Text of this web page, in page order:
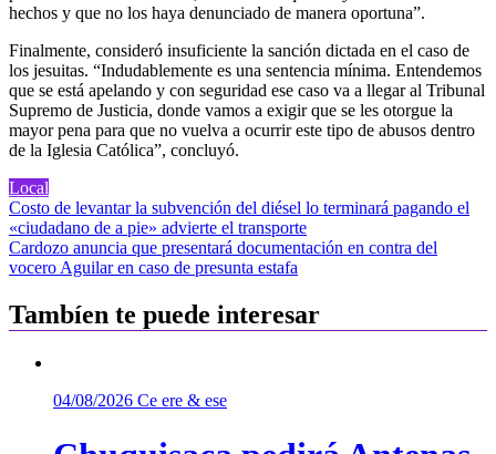
hechos y que no los haya denunciado de manera oportuna”.
Finalmente, consideró insuficiente la sanción dictada en el caso de
los jesuitas. “Indudablemente es una sentencia mínima. Entendemos
que se está apelando y con seguridad ese caso va a llegar al Tribunal
Supremo de Justicia, donde vamos a exigir que se les otorgue la
mayor pena para que no vuelva a ocurrir este tipo de abusos dentro
de la Iglesia Católica”, concluyó.
Local
Navegación
de
entradas
Costo de levantar la subvención del diésel lo terminará pagando el
«ciudadano de a pie» advierte el transporte
Cardozo anuncia que presentará documentación en contra del
vocero Aguilar en caso de presunta estafa
Tambíen te puede interesar
04/08/2026 Ce ere & ese